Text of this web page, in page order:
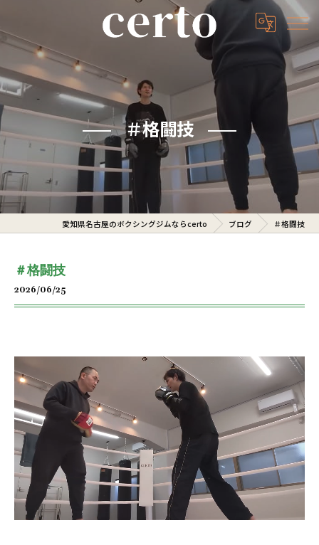
＃格闘技
愛知県名古屋のボクシングジムならcerto ブログ ＃格闘技
＃格闘技
2026/06/25